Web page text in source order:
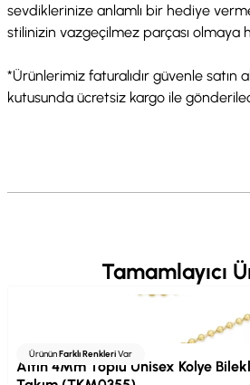
sevdiklerinize anlamlı bir hediye
stilinizin vazgeçilmez parçası olmaya
*Ürünlerimiz faturalıdır güvenle satın
kutusunda ücretsiz kargo ile
Tamamlayıcı
ÜrününFarklı RenkleriVar
Altın 4Mm Toplu Unisex Kolye